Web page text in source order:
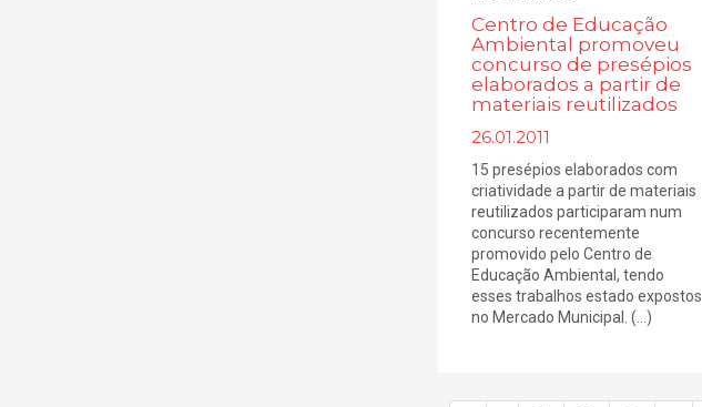
Centro de Educação
Ambiental promoveu
concurso de presépios
elaborados a partir de
materiais reutilizados
26.01.2011
15 presépios elaborados com
criatividade a partir de materiais
reutilizados participaram num
concurso recentemente
promovido pelo Centro de
Educação Ambiental, tendo
esses trabalhos estado expostos
no Mercado Municipal. (...)